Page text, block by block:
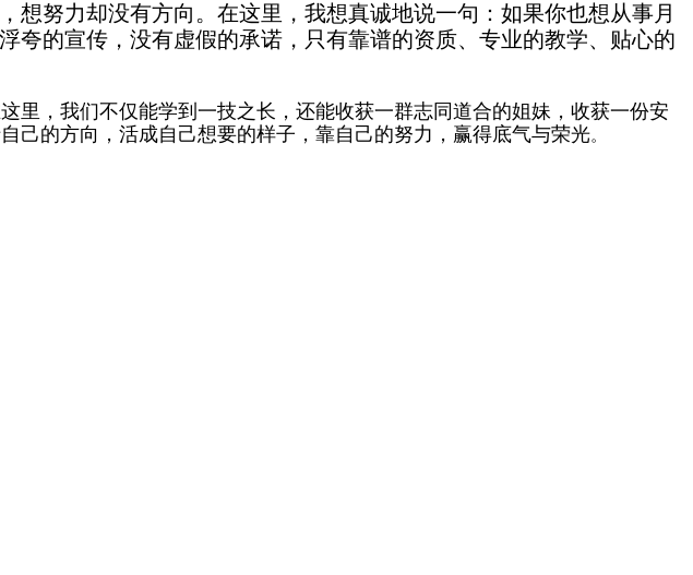
努力却没有方向。在这里，我想真诚地说一句：如果你也想从事月
夸的宣传，没有虚假的承诺，只有靠谱的资质、专业的教学、贴心的
里，我们不仅能学到一技之长，还能收获一群志同道合的姐妹，收获一份安
己的方向，活成自己想要的样子，靠自己的努力，赢得底气与荣光。